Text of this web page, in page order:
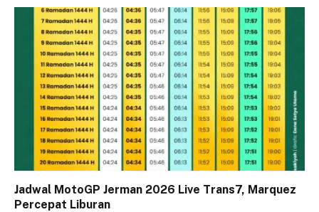
Jadwal MotoGP Jerman 2026 Live Trans7, Marquez
Percepat Liburan